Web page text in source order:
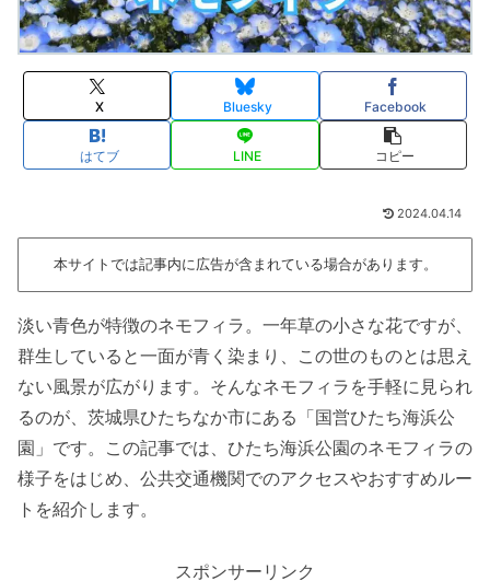
X Bluesky Facebook
はてブ LINE コピー
2024.04.14
本サイトでは記事内に広告が含まれている場合があります。
淡い青色が特徴のネモフィラ。一年草の小さな花ですが、
群生していると一面が青く染まり、この世のものとは思え
ない風景が広がります。そんなネモフィラを手軽に見られ
るのが、茨城県ひたちなか市にある「国営ひたち海浜公
園」です。この記事では、ひたち海浜公園のネモフィラの
様子をはじめ、公共交通機関でのアクセスやおすすめルー
トを紹介します。
スポンサーリンク